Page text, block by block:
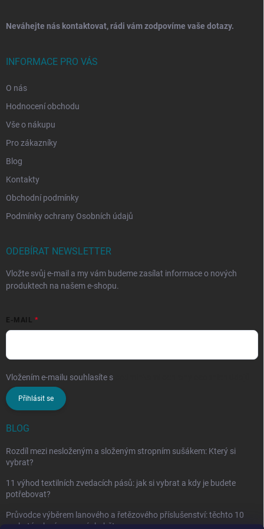
Neváhejte nás kontaktovat, rádi vám zodpovíme vaše dotazy.
INFORMACE PRO VÁS
O nás
Hodnocení obchodu
Vše o nákupu
Pro zákazníky
Blog
Kontakty
Obchodní podmínky
Podmínky ochrany Osobních údajů
ODEBÍRAT NEWSLETTER
Vložte svůj e-mail a my vám budeme zasílat informace o nových
produktech na našem e-shopu.
E-MAIL
Vložením e-mailu souhlasíte s
Přihlásit se
BLOG
Rozdíl mezi nesloženým a složeným stropním sušákem: Který si
vybrat?
11 výhod textilních zvedacích pásů: jak si vybrat a kdy je budete
potřebovat?
Průvodce výběrem lanového a řetězového příslušenství: těchto 10
vychytávek vám nesmí chybět